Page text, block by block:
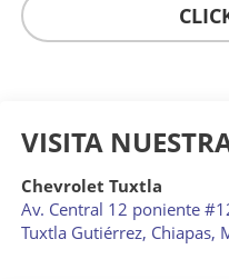
VISITA
Chevrolet Tuxtla
Av. Central 12 poniente
Tuxtla Gutiérrez, Chiapas,